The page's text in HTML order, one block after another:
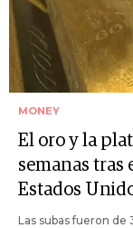
MONEY
El oro y la
semanas tras
Estados
Las subas fueron de